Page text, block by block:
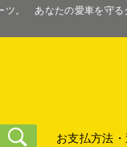
。 あなたの愛車を守
お支払方法